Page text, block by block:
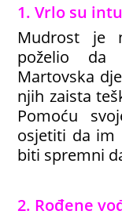
1. Vrlo su
Mudrost je
poželio da
Martovska
njih zaista
Pomoću
osjetiti da im
biti spremni
2. Rođene